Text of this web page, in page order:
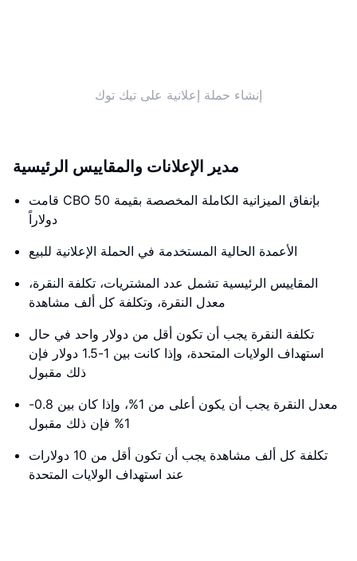
إنشاء حملة إعلانية على تيك توك
مدير الإعلانات والمقاييس الرئيسية
قامت CBO بإنفاق الميزانية الكاملة المخصصة بقيمة 50
دولاراً
الأعمدة الحالية المستخدمة في الحملة الإعلانية للبيع
المقاييس الرئيسية تشمل عدد المشتريات، تكلفة النقرة،
معدل النقرة، وتكلفة كل ألف مشاهدة
تكلفة النقرة يجب أن تكون أقل من دولار واحد في حال
استهداف الولايات المتحدة، وإذا كانت بين 1-1.5 دولار فإن
ذلك مقبول
معدل النقرة يجب أن يكون أعلى من 1%، وإذا كان بين 0.8-
1% فإن ذلك مقبول
تكلفة كل ألف مشاهدة يجب أن تكون أقل من 10 دولارات
عند استهداف الولايات المتحدة